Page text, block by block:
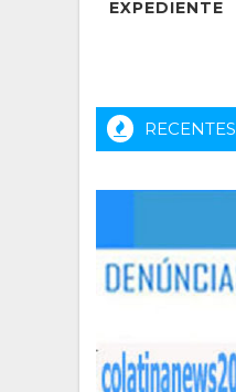
EXPEDIENTE
RECENTES